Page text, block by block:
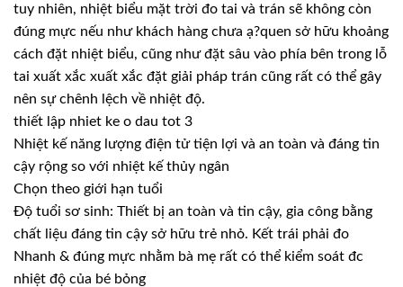
tuy nhiên, nhiệt biểu mặt trời đo tai và trán sẽ không còn
đúng mực nếu như khách hàng chưa ạ?quen sở hữu khoảng
cách đặt nhiệt biểu, cũng như đặt sâu vào phía bên trong lỗ
tai xuất xắc xuất xắc đặt giải pháp trán cũng rất có thể gây
nên sự chênh lệch về nhiệt độ.
thiết lập nhiet ke o dau tot 3
Nhiệt kế năng lượng điện tử tiện lợi và an toàn và đáng tin
cậy rộng so với nhiệt kế thủy ngân
Chọn theo giới hạn tuổi
Độ tuổi sơ sinh: Thiết bị an toàn và tin cậy, gia công bằng
chất liệu đáng tin cậy sở hữu trẻ nhỏ. Kết trái phải đo
Nhanh & đúng mực nhằm bà mẹ rất có thể kiểm soát đc
nhiệt độ của bé bỏng